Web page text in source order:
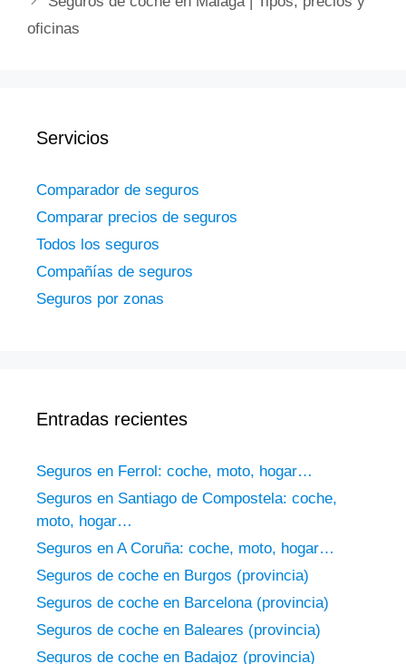
oficinas
Servicios
Comparador de seguros
Comparar precios de seguros
Todos los seguros
Compañías de seguros
Seguros por zonas
Entradas recientes
Seguros en Ferrol: coche, moto, hogar…
Seguros en Santiago de Compostela: coche,
moto, hogar…
Seguros en A Coruña: coche, moto, hogar…
Seguros de coche en Burgos (provincia)
Seguros de coche en Barcelona (provincia)
Seguros de coche en Baleares (provincia)
Seguros de coche en Badajoz (provincia)